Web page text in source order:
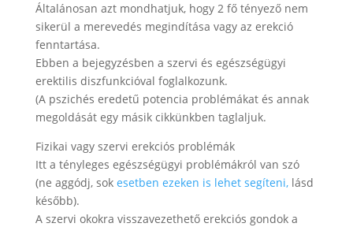
Általánosan azt mondhatjuk, hogy 2 fő tényező nem
sikerül a merevedés megindítása vagy az erekció
fenntartása.
Ebben a bejegyzésben a szervi és egészségügyi
erektilis diszfunkcióval foglalkozunk.
(A pszichés eredetű potencia problémákat és annak
megoldását egy másik cikkünkben taglaljuk.
Fizikai vagy szervi erekciós problémák
Itt a tényleges egészségügyi problémákról van szó
(ne aggódj, sok esetben ezeken is lehet segíteni,lásd
később).
A szervi okokra visszavezethető erekciós gondok a